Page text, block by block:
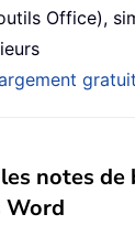
Office),
gratuit
notes de
Word